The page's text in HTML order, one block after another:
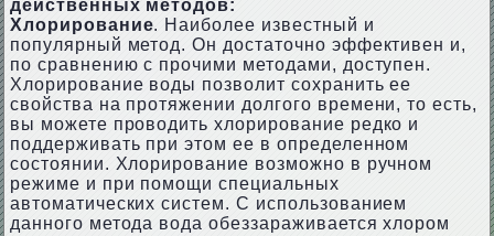
действенных методов:
Хлорирование. Наиболее известный и
популярный метод. Он достаточно эффективен и,
по сравнению с прочими методами, доступен.
Хлорирование воды позволит сохранить ее
свойства на протяжении долгого времени, то есть,
вы можете проводить хлорирование редко и
поддерживать при этом ее в определенном
состоянии. Хлорирование возможно в ручном
режиме и при помощи специальных
автоматических систем. С использованием
данного метода вода обеззараживается хлором